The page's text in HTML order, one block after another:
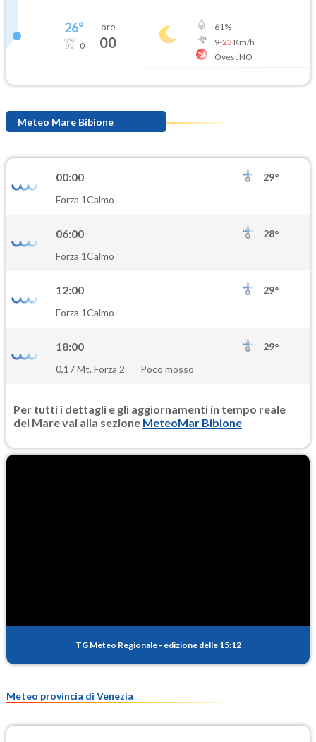
26°
0
ore
00
61%
9-23 Km/h
Ovest NO
Meteo Mare Bibione
00:00
29°
Forza 1Calmo
06:00
28°
Forza 1Calmo
12:00
29°
Forza 1Calmo
18:00
29°
0,17 Mt. Forza 2
Poco mosso
Per tutti i dettagli e gli aggiornamenti in tempo reale
del Mare vai alla sezione MeteoMar Bibione
TG Meteo Regionale - edizione delle 15:12
Meteo provincia di Venezia